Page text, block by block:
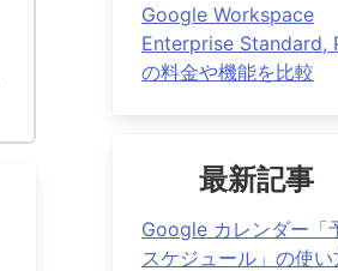
Google Workspace
Enterprise Standard,
の料金や機能を比較
最新記事
Google カレンダー「
スケジュール」の使